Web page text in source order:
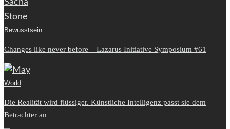
Bewusstsein
Changes like never before – Lazarus Initiative Symposium #61
World
Die Realität wird flüssiger. Künstliche Intelligenz passt sie dem
Betrachter an